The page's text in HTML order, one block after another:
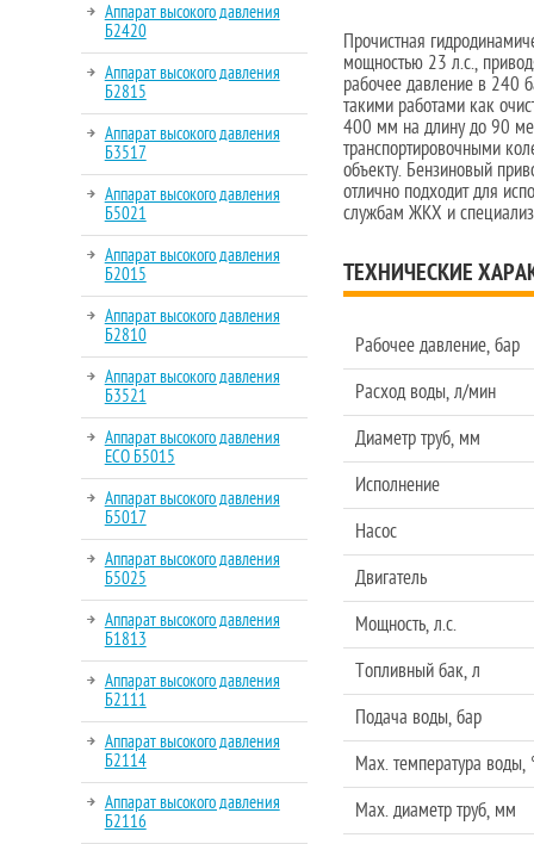
Аппарат высокого давления
Б2420
Аппарат высокого давления
Б2815
Аппарат высокого давления
Б3517
Аппарат высокого давления
Б5021
Аппарат высокого давления
Б2015
Аппарат высокого давления
Б2810
Аппарат высокого давления
Б3521
Аппарат высокого давления
ECO Б5015
Аппарат высокого давления
Б5017
Аппарат высокого давления
Б5025
Аппарат высокого давления
Б1813
Аппарат высокого давления
Б2111
Аппарат высокого давления
Б2114
Аппарат высокого давления
Б2116
Прочистная
мощностью 23 л.с.,
рабочее давление в 240
такими работами как
400 мм на длину до 90
транспортировочными
объекту. Бензиновый
отлично подходит для
службам ЖКХ и
ТЕХНИЧЕСКИЕ
Рабочее давление, бар
Расход воды, л/мин
Диаметр труб, мм
Исполнение
Насос
Двигатель
Мощность, л.с.
Топливный бак, л
Подача воды, бар
Max. температура воды,
Мах. диаметр труб, мм